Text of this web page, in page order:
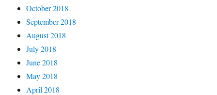
October 2018
September 2018
August 2018
July 2018
June 2018
May 2018
April 2018